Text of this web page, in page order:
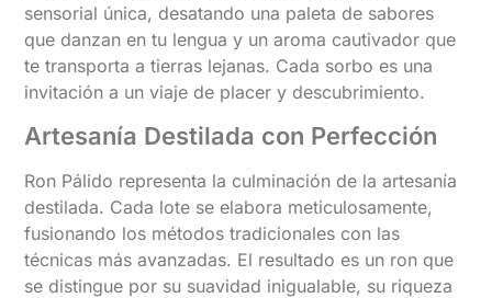
sensorial única, desatando una paleta de sabores
que danzan en tu lengua y un aroma cautivador que
te transporta a tierras lejanas. Cada sorbo es una
invitación a un viaje de placer y descubrimiento.
Artesanía Destilada con Perfección
Ron Pálido representa la culminación de la artesanía
destilada. Cada lote se elabora meticulosamente,
fusionando los métodos tradicionales con las
técnicas más avanzadas. El resultado es un ron que
se distingue por su suavidad inigualable, su riqueza